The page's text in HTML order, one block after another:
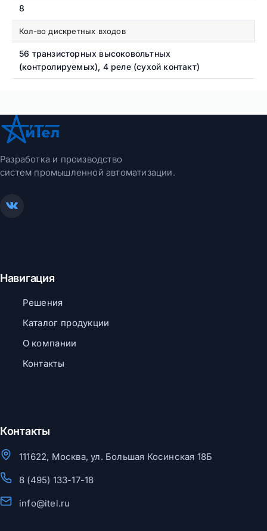
8
Кол-во дискретных входов
56 транзисторных высоковольтных
(контролируемых), 4 реле (сухой контакт)
Разработка и производство
систем промышленной автоматизации.
Навигация
Решения
Каталог продукции
О компании
Контакты
Контакты
111622, Москва, ул. Большая Косинская 18Б
8 (495) 133-17-18
info@itel.ru